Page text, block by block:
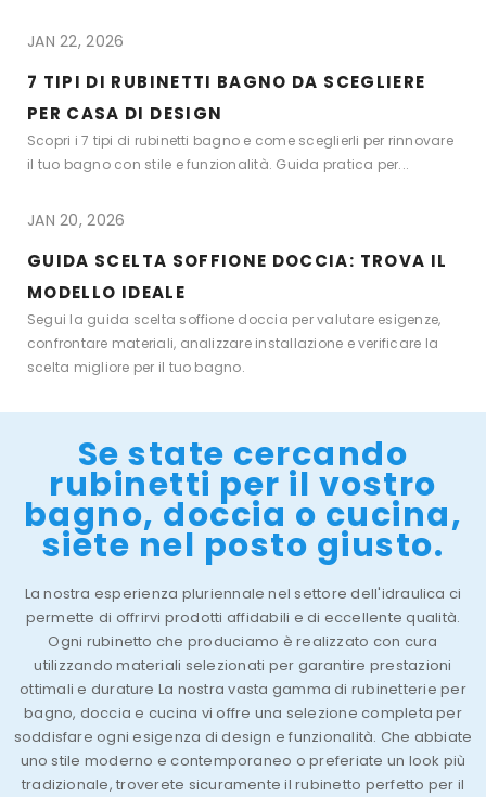
JAN 22, 2026
7 TIPI DI RUBINETTI BAGNO DA SCEGLIERE
PER CASA DI DESIGN
Scopri i 7 tipi di rubinetti bagno e come sceglierli per rinnovare
il tuo bagno con stile e funzionalità. Guida pratica per...
JAN 20, 2026
GUIDA SCELTA SOFFIONE DOCCIA: TROVA IL
MODELLO IDEALE
Segui la guida scelta soffione doccia per valutare esigenze,
confrontare materiali, analizzare installazione e verificare la
scelta migliore per il tuo bagno.
Se state cercando
rubinetti per il vostro
bagno, doccia o cucina,
siete nel posto giusto.
La nostra esperienza pluriennale nel settore dell'idraulica ci
permette di offrirvi prodotti affidabili e di eccellente qualità.
Ogni rubinetto che produciamo è realizzato con cura
utilizzando materiali selezionati per garantire prestazioni
ottimali e durature La nostra vasta gamma di rubinetterie per
bagno, doccia e cucina vi offre una selezione completa per
soddisfare ogni esigenza di design e funzionalità. Che abbiate
uno stile moderno e contemporaneo o preferiate un look più
tradizionale, troverete sicuramente il rubinetto perfetto per il